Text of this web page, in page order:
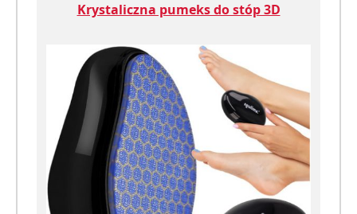
Krystaliczna pumeks do stóp 3D